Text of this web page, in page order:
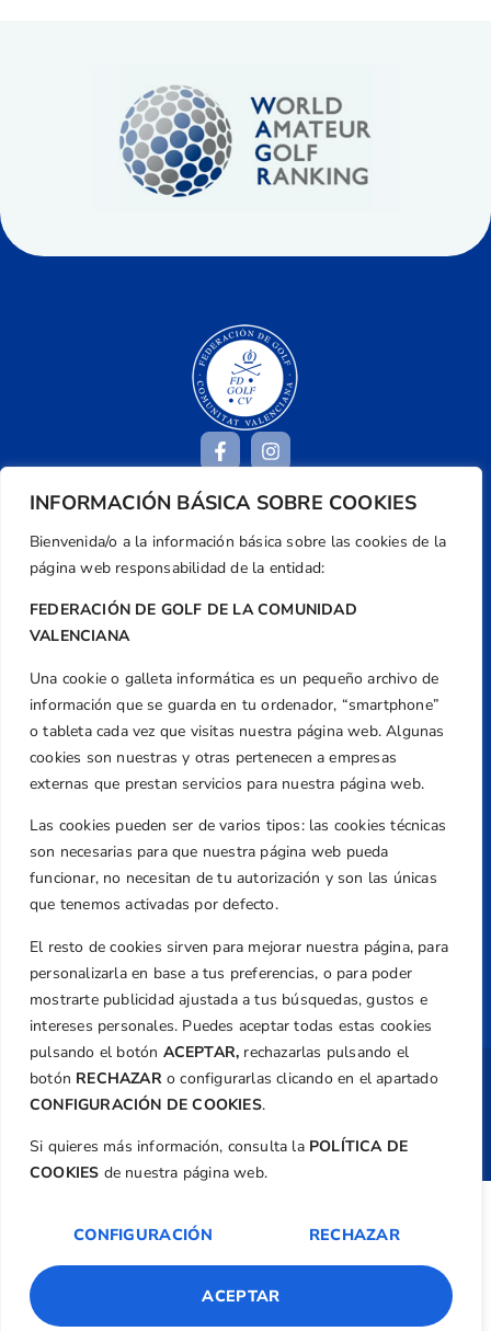
INFORMACIÓN BÁSICA SOBRE COOKIES
Bienvenida/o a la información básica sobre las cookies de la
página web responsabilidad de la entidad:
FEDERACIÓN DE GOLF DE LA COMUNIDAD
VALENCIANA
Una cookie o galleta informática es un pequeño archivo de
información que se guarda en tu ordenador, “smartphone”
o tableta cada vez que visitas nuestra página web. Algunas
cookies son nuestras y otras pertenecen a empresas
externas que prestan servicios para nuestra página web.
Las cookies pueden ser de varios tipos: las cookies técnicas
son necesarias para que nuestra página web pueda
funcionar, no necesitan de tu autorización y son las únicas
que tenemos activadas por defecto.
El resto de cookies sirven para mejorar nuestra página, para
personalizarla en base a tus preferencias, o para poder
mostrarte publicidad ajustada a tus búsquedas, gustos e
intereses personales. Puedes aceptar todas estas cookies
pulsando el botón ACEPTAR, rechazarlas pulsando el
botón RECHAZARo configurarlas clicando en el apartado
CONFIGURACIÓN DE COOKIES.
Si quieres más información, consulta la POLÍTICA DE
COOKIES de nuestra página web.
CONFIGURACIÓN RECHAZAR
ACEPTAR
Dirección
Centre de L´Esport, Carrer d'Isaac Peral i
Valencia
+34 961 367 799
Email
federacion@golfcv.com
Aviso Legal
Política de Privacidad
Transparencia
Normativa
Revista
Copyright ©Federación de Golf de la
Comunitat Valenciana| Diseño: